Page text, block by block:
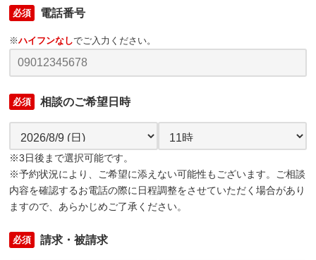
必須 電話番号
※ハイフンなしでご入力ください。
必須 相談のご希望日時
※3日後まで選択可能です。
※予約状況により、ご希望に添えない可能性もございます。ご相談
内容を確認するお電話の際に日程調整をさせていただく場合があり
ますので、あらかじめご了承ください。
必須 請求・被請求